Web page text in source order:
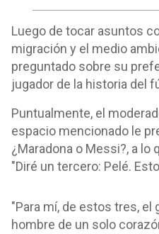
Luego de tocar asuntos
migración y el medio
preguntado sobre su
jugador de la historia del
Puntualmente, el
espacio mencionado le
¿Maradona o Messi?, a lo
"Diré un tercero: Pelé.
"Para mí, de estos tres, el
hombre de un solo